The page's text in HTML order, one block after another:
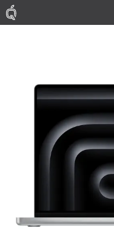
MacBook Pro
MacBook Air
Phụ Kiện
Sửa Chữa